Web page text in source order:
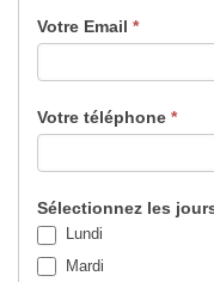
Votre Email *
Votre téléphone *
Sélectionnez les
Lundi
Mardi